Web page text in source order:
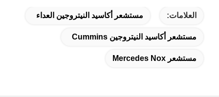
العلامات: مستشعر أكاسيد النيتروجين العداء
مستشعر أكاسيد النيتروجين Cummins
مستشعر Mercedes Nox